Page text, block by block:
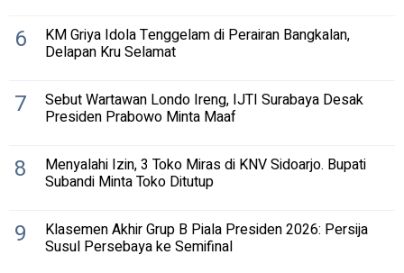
6 KM Griya Idola Tenggelam di Perairan Bangkalan,
Delapan Kru Selamat
7 Sebut Wartawan Londo Ireng, IJTI Surabaya Desak
Presiden Prabowo Minta Maaf
8 Menyalahi Izin, 3 Toko Miras di KNV Sidoarjo. Bupati
Subandi Minta Toko Ditutup
9 Klasemen Akhir Grup B Piala Presiden 2026: Persija
Susul Persebaya ke Semifinal